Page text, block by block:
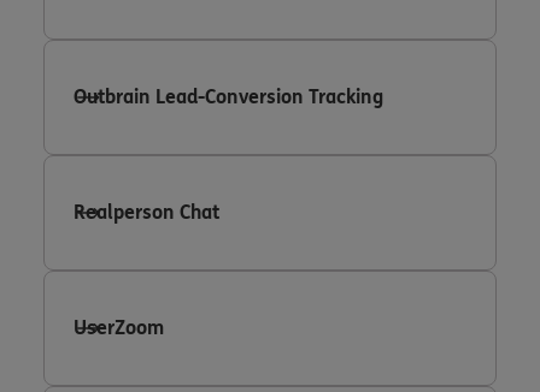
Outbrain Lead-Conversion Tracking
Realperson Chat
UserZoom